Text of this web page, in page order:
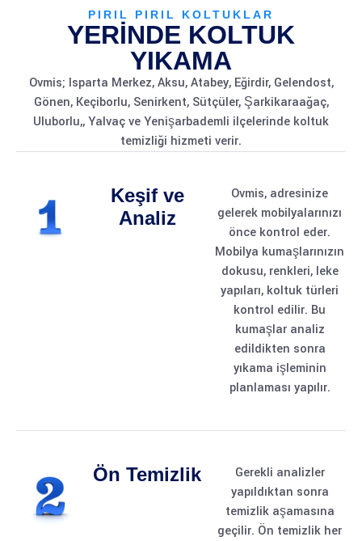
PIRIL PIRIL KOLTUKLAR
YERİNDE KOLTUK
YIKAMA
Ovmis; Isparta Merkez, Aksu, Atabey, Eğirdir, Gelendost,
Gönen, Keçiborlu, Senirkent, Sütçüler, Şarkikaraağaç,
Uluborlu,, Yalvaç ve Yenişarbademli ilçelerinde koltuk
temizliği hizmeti verir.
Keşif ve
Analiz
Ovmis, adresinize
gelerek mobilyalarınızı
önce kontrol eder.
Mobilya kumaşlarınızın
dokusu, renkleri, leke
yapıları, koltuk türleri
kontrol edilir. Bu
kumaşlar analiz
edildikten sonra
yıkama işleminin
planlaması yapılır.
Ön Temizlik
Gerekli analizler
yapıldıktan sonra
temizlik aşamasına
geçilir. Ön temizlik her